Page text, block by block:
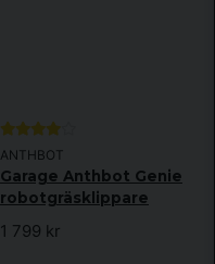
ANTHBOT
Garage Anthbot Genie
robotgräsklippare
1 799 kr